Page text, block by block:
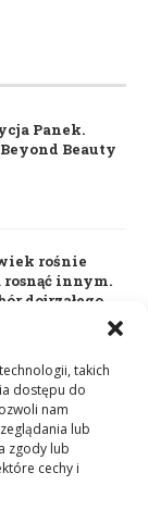
takich
dostępu do
nam
lub
zgody lub
cechy i
Panek.
Beauty
rośnie
innym.
dojrzałego
Cię